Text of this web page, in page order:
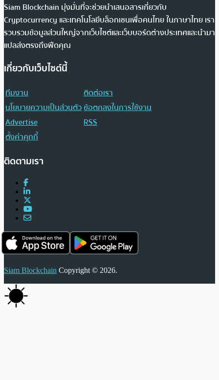
Siam Blockchain มุ่งมั่นที่จะช่วยนำเสนอสารเกี่ยวกับ
Cryptocurrency และเทคโนโลยีบล็อกเชนเพื่อคนไทย ในภาษาไทย เรา
รวบรวมข้อมูลส่วนใหญ่จากเว็บไซต์และเว็บบอร์ดต่างประเทศและนำมา
แปลส่งตรงถึงฟีดคุณ
เกี่ยวกับเว็บไซต์นี้
ทีมงาน
ติดต่อเรา
นโยบายความเป็นส่วนตัวข้อตกลงในการใช้งาน
Advertise
RSS
ตั้งค่าคุกกี้
ติดตามเรา
Siam Blockchain Copyright © 2026.